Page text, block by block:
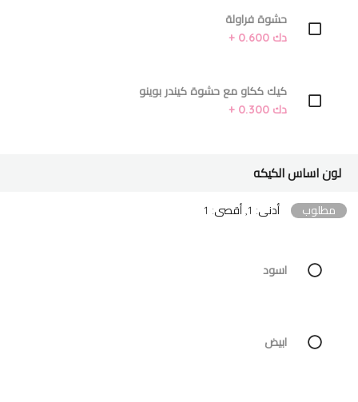
حشوة فراولة
دك 0.600 +
كيك ككاو مع حشوة كيندر بوينو
دك 0.300 +
لون اساس الكيكه
مطلوب أدنى: 1, أقصى: 1
اسود
ابيض